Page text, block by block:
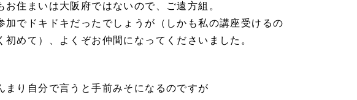
お住まいは大阪府ではないので、ご遠方組。
加でドキドキだったでしょうが（しかも私の講座受けるの
初めて）、よくぞお仲間になってくださいました。
まり自分で言うと手前みそになるのですが